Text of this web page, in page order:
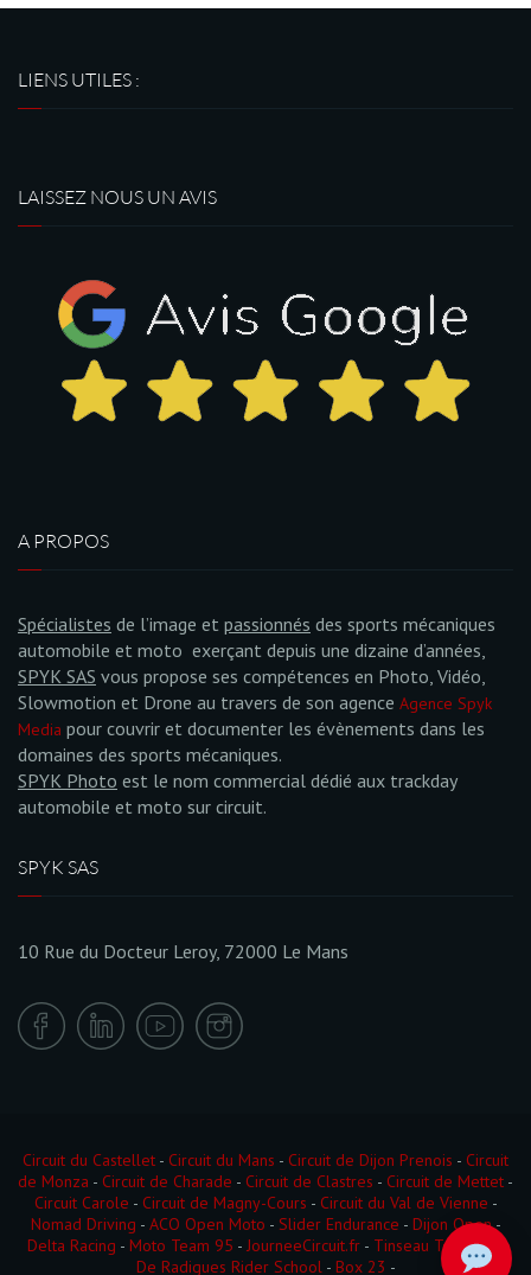
LIENS UTILES :
LAISSEZ NOUS UN AVIS
A PROPOS
Spécialistes de l’image et passionnés des sports mécaniques
automobile et moto exerçant depuis une dizaine d’années,
SPYK SAS vous propose ses compétences en Photo, Vidéo,
Slowmotion et Drone au travers de son agence Agence Spyk
Media pour couvrir et documenter les évènements dans les
domaines des sports mécaniques.
SPYK Photo est le nom commercial dédié aux trackday
automobile et moto sur circuit.
SPYK SAS
10 Rue du Docteur Leroy, 72000 Le Mans
Circuit du Castellet - Circuit du Mans - Circuit de Dijon Prenois - Circuit
de Monza - Circuit de Charade - Circuit de Clastres - Circuit de Mettet -
Circuit Carole - Circuit de Magny-Cours - Circuit du Val de Vienne -
Nomad Driving - ACO Open Moto - Slider Endurance - Dijon Open-
Delta Racing - Moto Team 95 - JourneeCircuit.fr - Tinseau Test Day
De Radigues Rider School- Box 23 -